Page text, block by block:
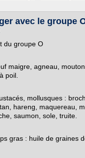
avec le groupe
du groupe O
maigre, agneau,
poil.
mollusques :
hareng, maquereau,
saumon, sole, truite.
gras : huile de graines